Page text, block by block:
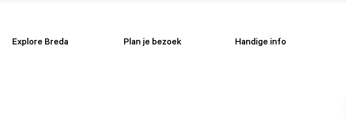
Explore Breda Plan je bezoek Handige info